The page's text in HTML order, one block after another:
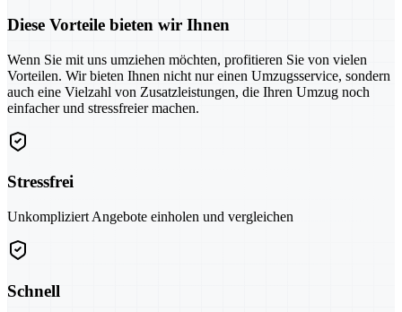
Diese Vorteile bieten wir Ihnen
Wenn Sie mit uns umziehen möchten, profitieren Sie von vielen
Vorteilen. Wir bieten Ihnen nicht nur einen Umzugsservice, sondern
auch eine Vielzahl von Zusatzleistungen, die Ihren Umzug noch
einfacher und stressfreier machen.
Stressfrei
Unkompliziert Angebote einholen und vergleichen
Schnell